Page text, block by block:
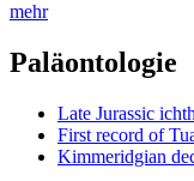
mehr
Paläontologie
Late Jurassic
First record of
Kimmeridgian